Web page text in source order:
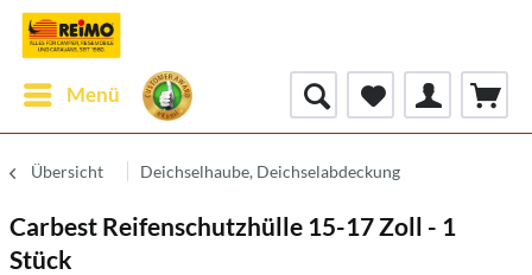
Menü
Übersicht Deichselhaube, Deichselabdeckung
Carbest Reifenschutzhülle 15-17 Zoll - 1
Stück